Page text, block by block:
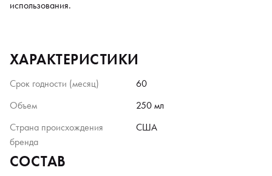
использования.
ХАРАКТЕРИСТИКИ
Срок годности (месяц)
60
Объем
250 мл
Страна происхождения
бренда
США
СОСТАВ